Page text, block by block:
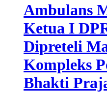
Ambulans
Ketua I
Dipreteli
Kompleks
Bhakti